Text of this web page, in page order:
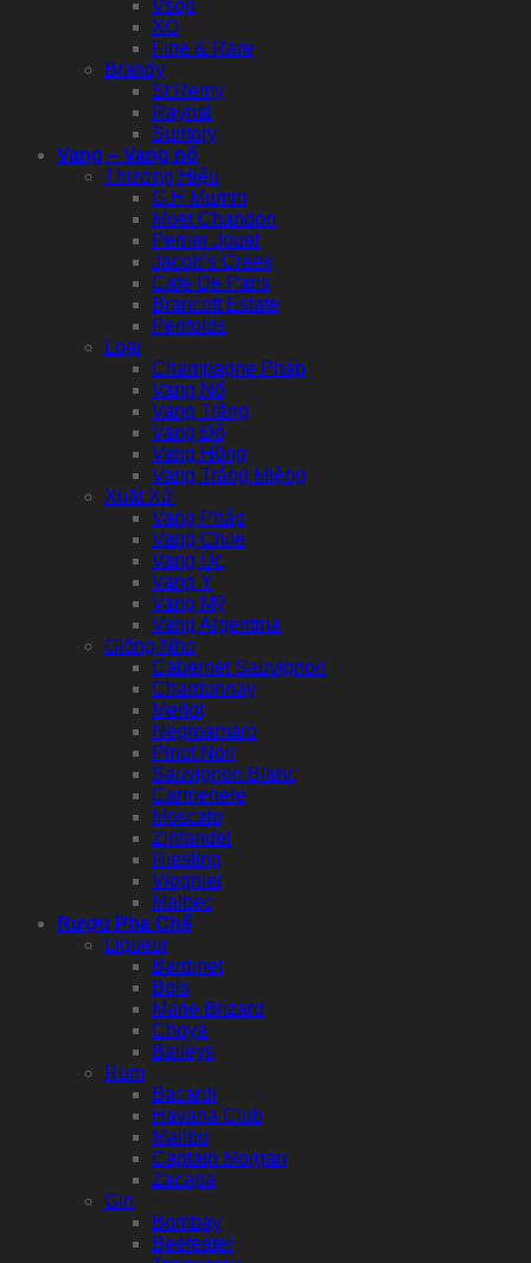
Vsop
XO
Fine & Rare
Brandy
St Remy
Raynal
Suntory
Vang – Vang nổ
Thương Hiệu
G.H Mumm
Moet Chandon
Perrier Jouet
Jacob’s Creek
Cafe De Paris
Brancott Estate
Penfolds
Loại
Champagne Pháp
Vang Nổ
Vang Trắng
Vang Đỏ
Vang Hồng
Vang Tráng Miệng
Xuất Xứ
Vang Pháp
Vang Chile
Vang Úc
Vang Ý
Vang Mỹ
Vang Argentina
Giống Nho
Cabernet Sauvignon
Chardonnay
Merlot
Negroamaro
Pinot Noir
Sauvignon Blanc
Carmenere
Moscato
Zinfandel
Riesling
Viognier
Malbec
Rượu Pha Chế
Liqueur
Bardinet
Bols
Marie Brizard
Choya
Baileys
Rum
Bacardi
Havana Club
Malibu
Captain Morgan
Zacapa
Gin
Bombay
Beefeater